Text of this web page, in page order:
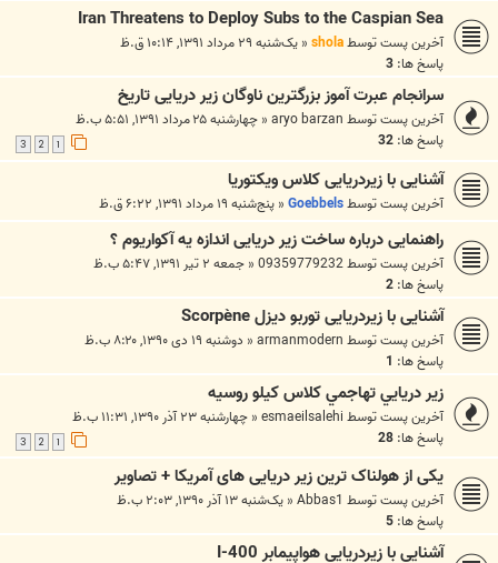
Iran Threatens to Deploy Subs to the Caspian Sea
آخرین پست توسطshola
« یک‌شنبه ۲۹ مرداد ۱۳۹۱, ۱۰:۱۴ ق.ظ
پاسخ ها: 3
سرانجام عبرت آموز بزرگترین ناوگان زیر دریایی تاریخ
آخرین پست توسطaryo barzan
« چهارشنبه ۲۵ مرداد ۱۳۹۱, ۵:۵۱ ب.ظ
پاسخ ها: 32
3
آشنایی با زیردریایی کلاس ویکتوریا
آخرین پست توسطGoebbels
« پنج‌شنبه ۱۹ مرداد ۱۳۹۱, ۶:۲۲ ق.ظ
راهنمایی درباره ساخت زیر دریایی اندازه یه آکواریوم ؟
آخرین پست توسط09359779232
« جمعه ۲ تیر ۱۳۹۱, ۵:۴۷ ب.ظ
پاسخ ها: 2
آشنایی با زیردریایی توربو دیزل Scorpène
آخرین پست توسطarmanmodern
« دوشنبه ۱۹ دی ۱۳۹۰, ۸:۲۰ ب.ظ
پاسخ ها: 1
زير دريايي تهاجمي كلاس كيلو روسيه
آخرین پست توسطesmaeilsalehi
« چهارشنبه ۲۳ آذر ۱۳۹۰, ۱۱:۳۱ ب.ظ
پاسخ ها: 28
3
یکی از هولناک ترین زیر دریایی های آمریکا + تصاویر
آخرین پست توسطAbbas1
« یک‌شنبه ۱۳ آذر ۱۳۹۰, ۲:۰۳ ب.ظ
پاسخ ها: 5
آشنایی با زیردریایی هواپیمابر I-400